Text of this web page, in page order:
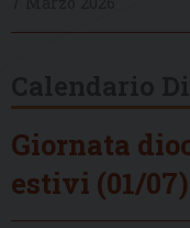
Giornata
estivi (01/07)